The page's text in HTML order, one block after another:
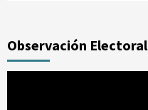
Observación Electoral